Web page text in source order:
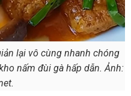
lại vô cùng nhanh chóng
nấm đùi gà hấp dẫn. Ảnh: